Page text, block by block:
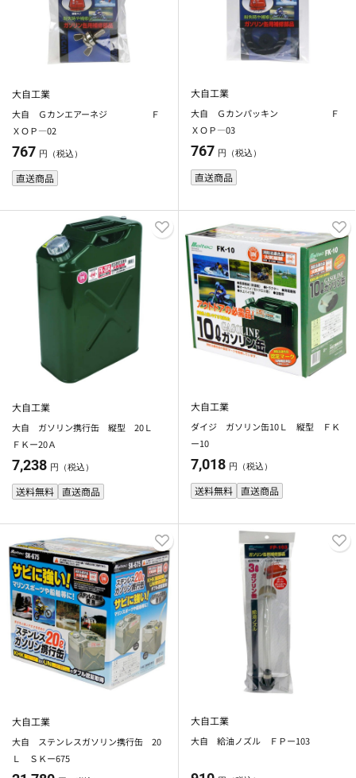
大自工業
大自 Ｇカンエアーネジ Ｆ
ＸＯＰ―02
767 円（税込）
直送商品
大自工業
大自 Ｇカンパッキン Ｆ
ＸＯＰ―03
767 円（税込）
直送商品
大自工業
大自 ガソリン携行缶 縦型 20Ｌ
ＦＫー20Ａ
7,238 円（税込）
送料無料 直送商品
大自工業
ダイジ ガソリン缶10Ｌ 縦型 ＦＫ
ー10
7,018 円（税込）
送料無料 直送商品
大自工業
大自 ステンレスガソリン携行缶 20
Ｌ ＳＫー675
大自工業
大自 給油ノズル ＦＰー103